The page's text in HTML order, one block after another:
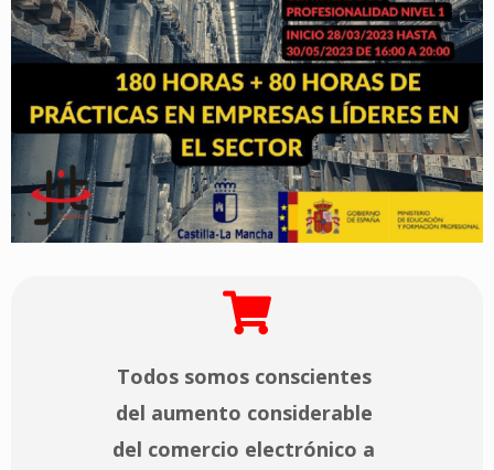
Todos somos conscientes
del aumento considerable
del comercio electrónico a